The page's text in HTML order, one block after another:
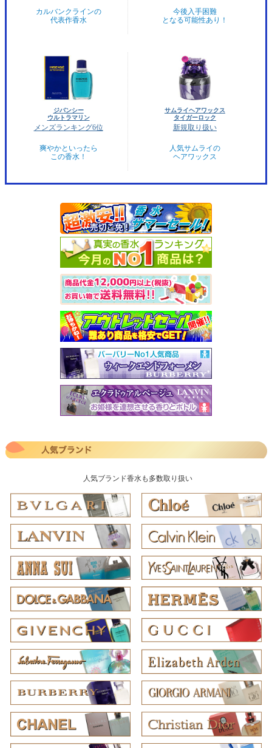
カルバンクラインの
代表作香水
今後入手困難
となる可能性あり！
ジバンシー
ウルトラマリン
メンズランキング6位
爽やかといったら
この香水！
サムライヘアワックス
タイガーロック
新規取り扱い
人気サムライの
ヘアワックス
人気ブランド香水も多数取り扱い